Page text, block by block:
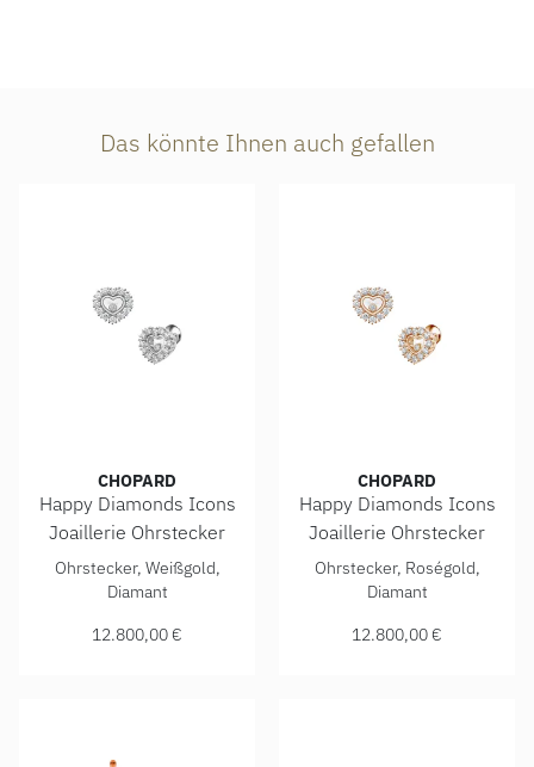
Das könnte Ihnen auch gefallen
CHOPARD
Happy Diamonds Icons
Joaillerie Ohrstecker
Chopard Happy Diamonds Icons Joaillerie Ohrstecker,
Ohrstecker, Weißgold,
Diamant
12.800,00 €
CHOPARD
Happy Diamonds Icons
Joaillerie Ohrstecker
Chopard Happy Diamonds
Ohrstecker, Roségold,
Diamant
12.800,00 €